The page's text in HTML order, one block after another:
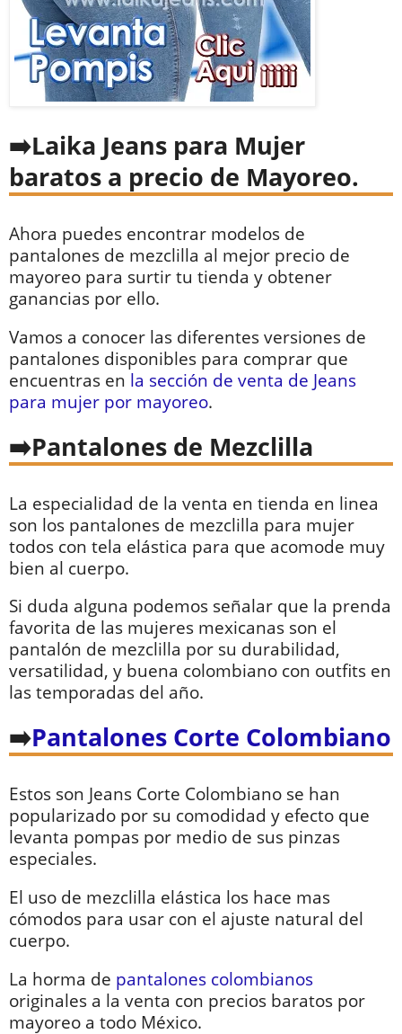
Laika Jeans para Mujer
baratos a precio de Mayoreo.
Ahora puedes encontrar modelos de
pantalones de mezclilla al mejor precio de
mayoreo para surtir tu tienda y obtener
ganancias por ello.
Vamos a conocer las diferentes versiones de
pantalones disponibles para comprar que
encuentras en la sección de venta de Jeans
para mujer por mayoreo.
Pantalones de Mezclilla
La especialidad de la venta en tienda en linea
son los pantalones de mezclilla para mujer
todos con tela elástica para que acomode muy
bien al cuerpo.
Si duda alguna podemos señalar que la prenda
favorita de las mujeres mexicanas son el
pantalón de mezclilla por su durabilidad,
versatilidad, y buena colombiano con outfits en
las temporadas del año.
Pantalones Corte Colombiano
Estos son Jeans Corte Colombiano se han
popularizado por su comodidad y efecto que
levanta pompas por medio de sus pinzas
especiales.
El uso de mezclilla elástica los hace mas
cómodos para usar con el ajuste natural del
cuerpo.
La horma de pantalones colombianos
originales a la venta con precios baratos por
mayoreo a todo México.